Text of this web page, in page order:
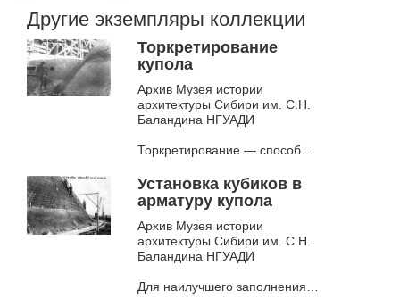
Другие экземпляры коллекции
Торкретирование
купола
Архив Музея истории
архитектуры Сибири им. С.Н.
Баландина НГУАДИ
Торкретирование — способ
раствора под давлением,
который позволяет достичь
большей прочности и
морозостойкости...
Установка кубиков в
арматуру купола
Архив Музея истории
архитектуры Сибири им. С.Н.
Баландина НГУАДИ
Для наилучшего заполнения